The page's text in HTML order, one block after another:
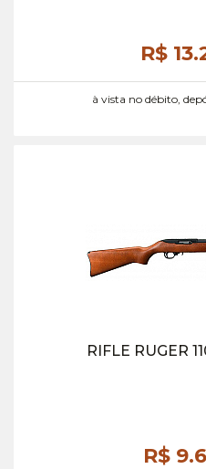
R$
à vista no débito,
RIFLE RUGER
R$